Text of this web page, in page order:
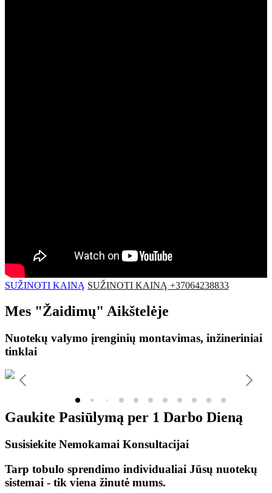
SUŽINOTI KAINĄ SUŽINOTI KAINĄ +37064238833
Mes "Žaidimų" Aikštelėje
Nuotekų valymo įrenginių montavimas, inžineriniai
tinklai
Gaukite Pasiūlymą per 1 Darbo Dieną
Susisiekite Nemokamai Konsultacijai
Tarp tobulo sprendimo individualiai Jūsų nuotekų
sistemai - tik viena žinutė mums.